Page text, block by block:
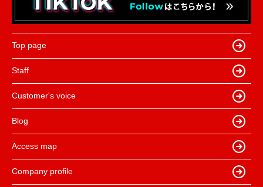
Top page
Staff
Customer's voice
Blog
Access map
Company profile